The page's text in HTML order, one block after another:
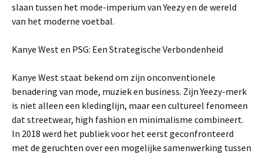
slaan tussen het mode-imperium van Yeezy en de wereld
van het moderne voetbal.
Kanye West en PSG: Een Strategische Verbondenheid
Kanye West staat bekend om zijn onconventionele
benadering van mode, muziek en business. Zijn Yeezy-merk
is niet alleen een kledinglijn, maar een cultureel fenomeen
dat streetwear, high fashion en minimalisme combineert.
In 2018 werd het publiek voor het eerst geconfronteerd
met de geruchten over een mogelijke samenwerking tussen